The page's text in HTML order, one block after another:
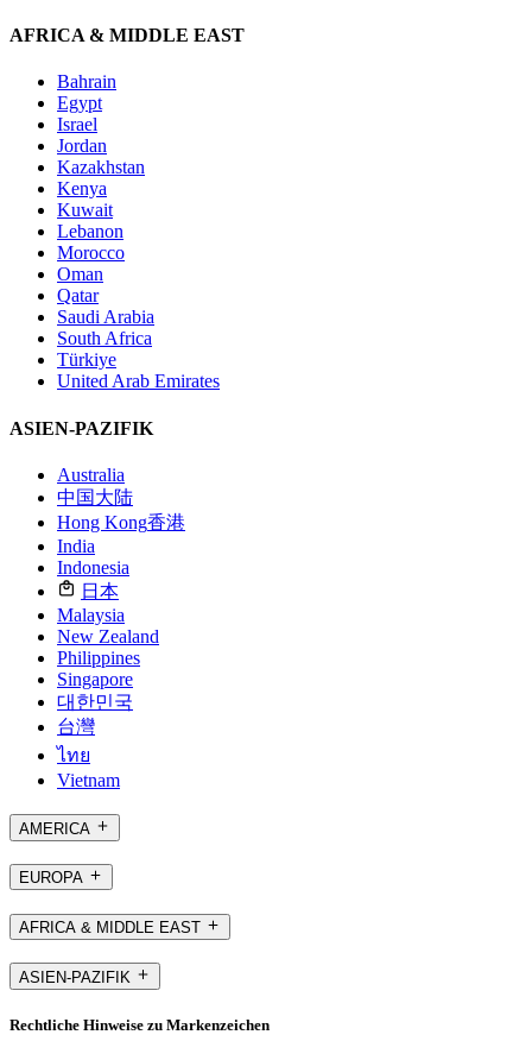
AFRICA & MIDDLE EAST
Bahrain
Egypt
Israel
Jordan
Kazakhstan
Kenya
Kuwait
Lebanon
Morocco
Oman
Qatar
Saudi Arabia
South Africa
Türkiye
United Arab Emirates
ASIEN-PAZIFIK
Australia
中国大陆
Hong Kong香港
India
Indonesia
日本
Malaysia
New Zealand
Philippines
Singapore
대한민국
台灣
ไทย
Vietnam
AMERICA
EUROPA
AFRICA & MIDDLE EAST
ASIEN-PAZIFIK
Rechtliche Hinweise zu Markenzeichen